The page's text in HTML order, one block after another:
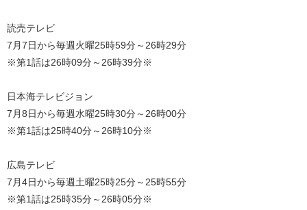
読売テレビ
7月7日から毎週火曜25時59分～26時29分
※第1話は26時09分～26時39分※
日本海テレビジョン
7月8日から毎週水曜25時30分～26時00分
※第1話は25時40分～26時10分※
広島テレビ
7月4日から毎週土曜25時25分～25時55分
※第1話は25時35分～26時05分※